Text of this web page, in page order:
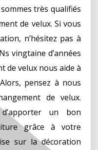
très qualifiés
de velux. Si vous
n’hésitez pas à
vingtaine d’années
de velux nous aide à
pensez à nous
de velux.
un bon
grâce à votre
sur la décoration